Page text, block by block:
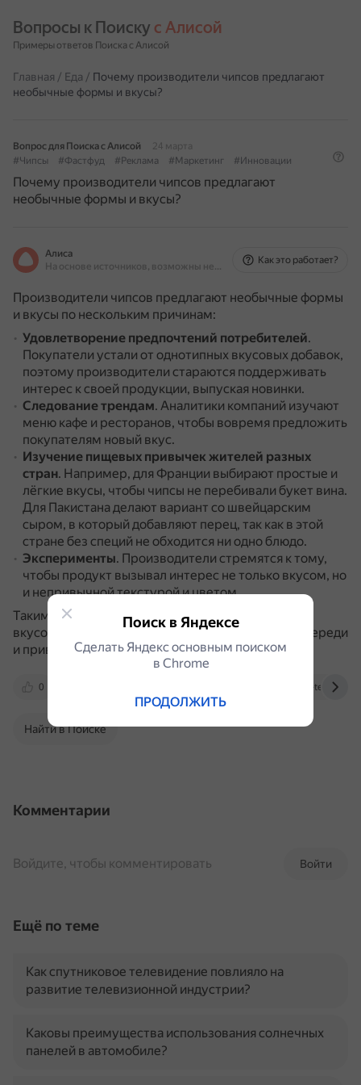
Вопросы к Поиску с Алисой
Примеры ответов Поиска с Алисой
Главная / Еда / Почему производители чипсов предлагают
необычные формы и вкусы?
Вопрос для Поиска с Алисой
24 марта
#Чипсы
#Фастфуд #Реклама #Маркетинг #Инновации
Почему производители чипсов предлагают
необычные формы и вкусы?
Алиса
На основе источников, возможны неточности
Как это работает?
Производители чипсов предлагают необычные формы
и вкусы по нескольким причинам:
Удовлетворение предпочтений потребителей.
Покупатели устали от однотипных вкусовых добавок,
поэтому производители стараются поддерживать
интерес к своей продукции, выпуская новинки.
Следование трендам. Аналитики компаний изучают
меню кафе и ресторанов, чтобы вовремя предложить
покупателям новый вкус.
Изучение пищевых привычек жителей разных
стран. Например, для Франции выбирают простые и
лёгкие вкусы, чтобы чипсы не перебивали букет вина.
Для Пакистана делают вариант со швейцарским
сыром, в который добавляют перец, так как в этой
стране без специй не обходится ни одно блюдо.
Эксперименты. Производители стремятся к тому,
чтобы продукт вызывал интерес не только вкусом, но
и непривычной текстурой и цветом.
Таким образом, предложение необычных форм и
вкусов помогает компаниям оставаться на шаг впереди
и привлекать внимание покупателей.
0 hi-
Найти в Поиске
Комментарии
Войти
Войдите, чтобы комментировать
Ещё по теме
Как спутниковое телевидение повлияло на
развитие телевизионной индустрии?
Каковы преимущества использования солнечных
панелей в автомобиле?
Поиск в Яндексе
Сделать Яндекс основным поиском
в Сhrome
ПРОДОЛЖИТЬ